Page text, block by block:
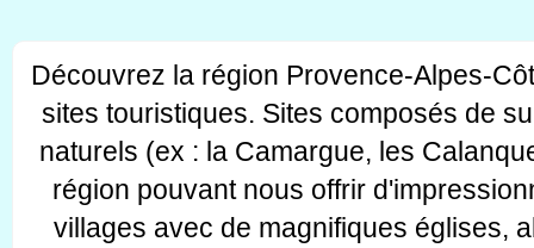
Découvrez la région Provence-Alpes-
sites touristiques. Sites composés de
naturels (ex : la Camargue, les
région pouvant nous offrir
villages avec de magnifiques églises,